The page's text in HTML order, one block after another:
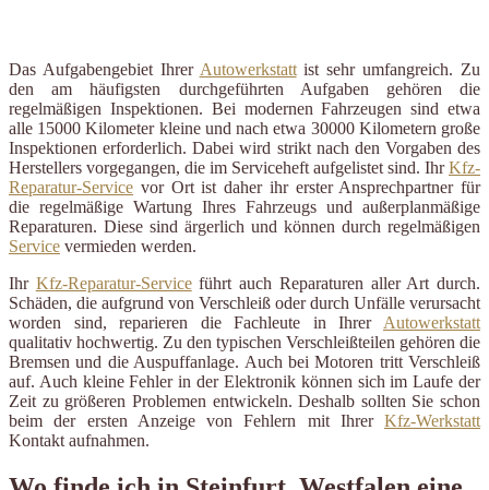
Das Aufgabengebiet Ihrer Autowerkstattist sehr umfangreich. Zu
den am häufigsten durchgeführten Aufgaben gehören die
regelmäßigen Inspektionen. Bei modernen Fahrzeugen sind etwa
alle 15000 Kilometer kleine und nach etwa 30000 Kilometern große
Inspektionen erforderlich. Dabei wird strikt nach den Vorgaben des
Herstellers vorgegangen, die im Serviceheft aufgelistet sind. IhrKfz-
Reparatur-Service vor Ort ist daher ihr erster Ansprechpartner für
die regelmäßige Wartung Ihres Fahrzeugs und außerplanmäßige
Reparaturen. Diese sind ärgerlich und können durch regelmäßigen
Service vermieden werden.
Ihr Kfz-Reparatur-Serviceführt auch Reparaturen aller Art durch.
Schäden, die aufgrund von Verschleiß oder durch Unfälle verursacht
worden sind, reparieren die Fachleute in Ihrer Autowerkstatt
qualitativ hochwertig. Zu den typischen Verschleißteilen gehören die
Bremsen und die Auspuffanlage. Auch bei Motoren tritt Verschleiß
auf. Auch kleine Fehler in der Elektronik können sich im Laufe der
Zeit zu größeren Problemen entwickeln. Deshalb sollten Sie schon
beim der ersten Anzeige von Fehlern mit Ihrer Kfz-Werkstatt
Kontakt aufnahmen.